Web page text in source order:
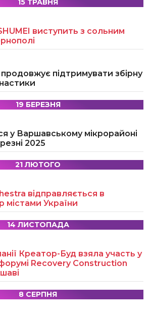
15 ТРАВНЯ
виступить з сольним
підтримувати збірну
19 БЕРЕЗНЯ
у Варшавському мікрорайоні
2025
21 ЛЮТОГО
відправляється в
містами України
14 ЛИСТОПАДА
Креатор-Буд взяла участь у
Recovery Construction
8 СЕРПНЯ